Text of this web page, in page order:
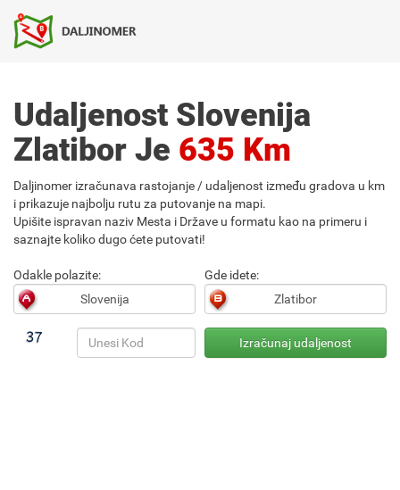
Udaljenost Slovenija
Zlatibor Je 635 Km
Daljinomer izračunava rastojanje / udaljenost između gradova u km
i prikazuje najbolju rutu za putovanje na mapi.
Upišite ispravan naziv Mesta i Države u formatu kao na primeru i
saznajte koliko dugo ćete putovati!
Odakle polazite: Gde idete: